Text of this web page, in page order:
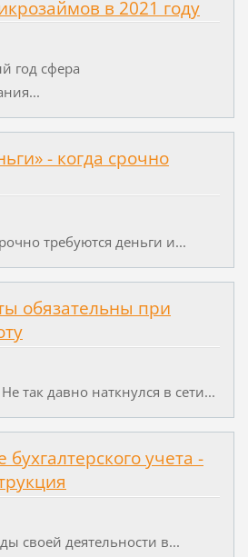
в 2021 году
год сфера
- когда срочно
требуются деньги и...
обязательны при
так давно наткнулся в сети...
бухгалтерского учета -
своей деятельности в...